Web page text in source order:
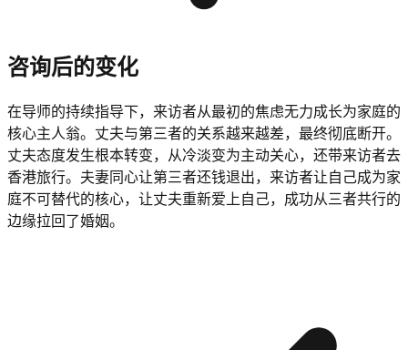
咨询后的变化
在导师的持续指导下，来访者从最初的焦虑无力成长为家庭的
核心主人翁。丈夫与第三者的关系越来越差，最终彻底断开。
丈夫态度发生根本转变，从冷淡变为主动关心，还带来访者去
香港旅行。夫妻同心让第三者还钱退出，来访者让自己成为家
庭不可替代的核心，让丈夫重新爱上自己，成功从三者共行的
边缘拉回了婚姻。